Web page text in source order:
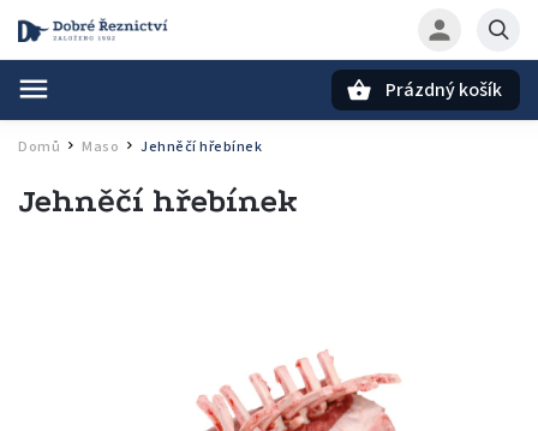
Prázdný košík
Domů / Maso / Jehněčí hřebínek
Jehněčí hřebínek